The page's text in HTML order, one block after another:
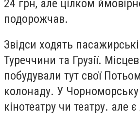
24 грн, але цілком
подорожчав.
Звідси ходять
Туреччини та Грузії.
побудували тут свої
колонаду. У Чорноморську
кінотеатру чи театру. але